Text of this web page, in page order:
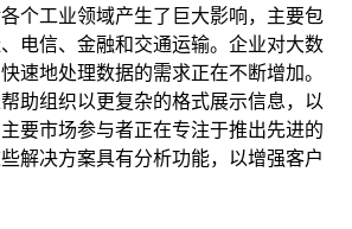
个工业领域产生了巨大影响，主要包
电信、金融和交通运输。企业对大数
速地处理数据的需求正在不断增加。
助组织以更复杂的格式展示信息，以
要市场参与者正在专注于推出先进的
解决方案具有分析功能，以增强客户